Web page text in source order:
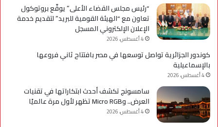
“رئيس مجلس القضاء الأعلى” يوقّع بروتوكول
تعاون مع “الهيئة القومية للبريد” لتقديم خدمة
الإعلان الإلكتروني المسجل
4 أغسطس، 2026
كوندور الجزائرية تواصل توسعها في مصر بافتتاح ثاني فروعها
بالإسماعيلية
4 أغسطس، 2026
سامسونج تكشف أحدث ابتكاراتها في تقنيات
العرض.. وMicro RGB تظهر لأول مرة عالميًا
4 أغسطس، 2026